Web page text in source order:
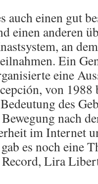
auch einen gut
einen anderen
an
Ein
eine
von 1988
des
nach
im Internet
es noch eine
Lira